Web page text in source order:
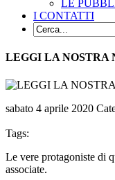
LE
I CONTATTI
LEGGI LA NOSTRA
sabato 4 aprile 2020
Tags:
Le vere protagoniste di
associate.